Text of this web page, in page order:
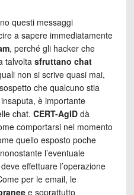
questi messaggi
a sapere immediatamente
, perché gli hacker che
talvolta sfruttano chat
non si scrive quasi mai,
che qualcuno stia
è importante
chat. CERT-AgIDdà
comportarsi nel momento
quello esposto poche
l’eventuale
effettuare l’operazione
per le email, le
e soprattutto